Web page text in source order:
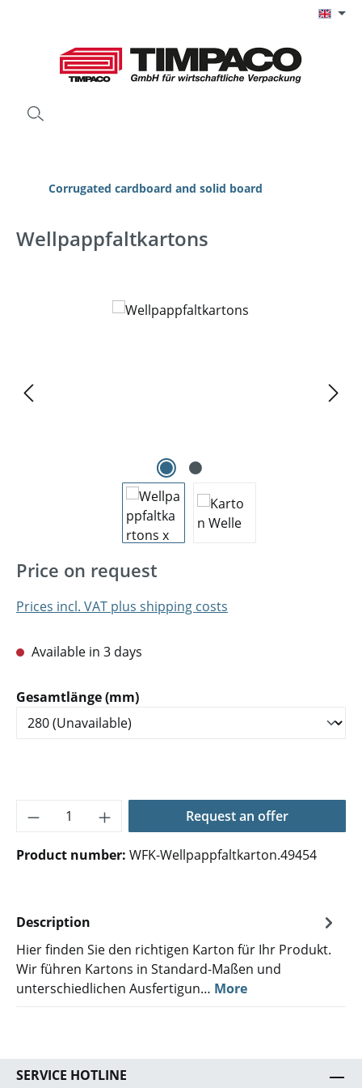
Corrugated cardboard and solid board
Wellpappfaltkartons
Skip image gallery
Price on request
Prices incl. VAT plus shipping costs
Available in 3 days
Select
Gesamtlänge (mm)
Product Quantity: Enter the desired
Request an offer
Product number: WFK-Wellpappfaltkarton.49454
Description
Hier finden Sie den richtigen Karton für Ihr Produkt.
Wir führen Kartons in Standard-Maßen und
unterschiedlichen Ausfertigun… More
SERVICE HOTLINE